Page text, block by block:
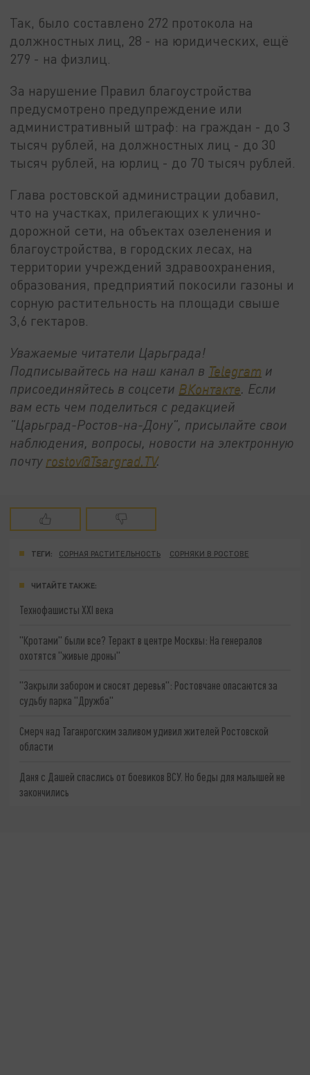
Так, было составлено 272 протокола на
должностных лиц, 28 - на юридических, ещё
279 - на физлиц.
За нарушение Правил благоустройства
предусмотрено предупреждение или
административный штраф: на граждан - до 3
тысяч рублей, на должностных лиц - до 30
тысяч рублей, на юрлиц - до 70 тысяч рублей.
Глава ростовской администрации добавил,
что на участках, прилегающих к улично-
дорожной сети, на объектах озеленения и
благоустройства, в городских лесах, на
территории учреждений здравоохранения,
образования, предприятий покосили газоны и
сорную растительность на площади свыше
3,6 гектаров.
Уважаемые читатели Царьграда!
Подписывайтесь на наш канал в Telegram и
присоединяйтесь в соцсети ВКонтакте . Если
вам есть чем поделиться с редакцией
"Царьград-Ростов-на-Дону", присылайте свои
наблюдения, вопросы, новости на электронную
почту rostov@Tsargrad.ТV.
ТЕГИ: СОРНАЯ РАСТИТЕЛЬНОСТЬ СОРНЯКИ В РОСТОВЕ
ЧИТАЙТЕ ТАКЖЕ:
Технофашисты XXI века
"Кротами" были все? Теракт в центре Москвы: На генералов
охотятся "живые дроны"
"Закрыли забором и сносят деревья": Ростовчане опасаются за
судьбу парка "Дружба"
Смерч над Таганрогским заливом удивил жителей Ростовской
области
Даня с Дашей спаслись от боевиков ВСУ. Но беды для малышей не
закончились